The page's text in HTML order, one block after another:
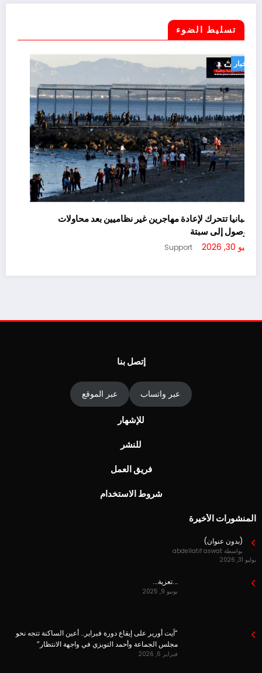
تسليط الضوء
أخبار
إسبانيا تتحرك لإعادة مهاجرين غير نظاميين بعد محاولات
الوصول إلى سبتة
يوليو 30, 2026 Support
إتصل بنا
عبر واتساب عبر الموقع
للإشهار
للنشر
فريق العمل
شروط الاستخدام
المنشورات الأخيرة
(بدون عنوان)
بواسطة abdellatif aswat
يوليو 31, 2026
….تعزية….
يونيو 9, 2025
“آيت أورير على إيقاع دورة فبراير… أعين الساكنة تتجه نحو
مجلس الجماعة وأحمد التويزي في واجهة الانتظار”
فبراير 6, 2026